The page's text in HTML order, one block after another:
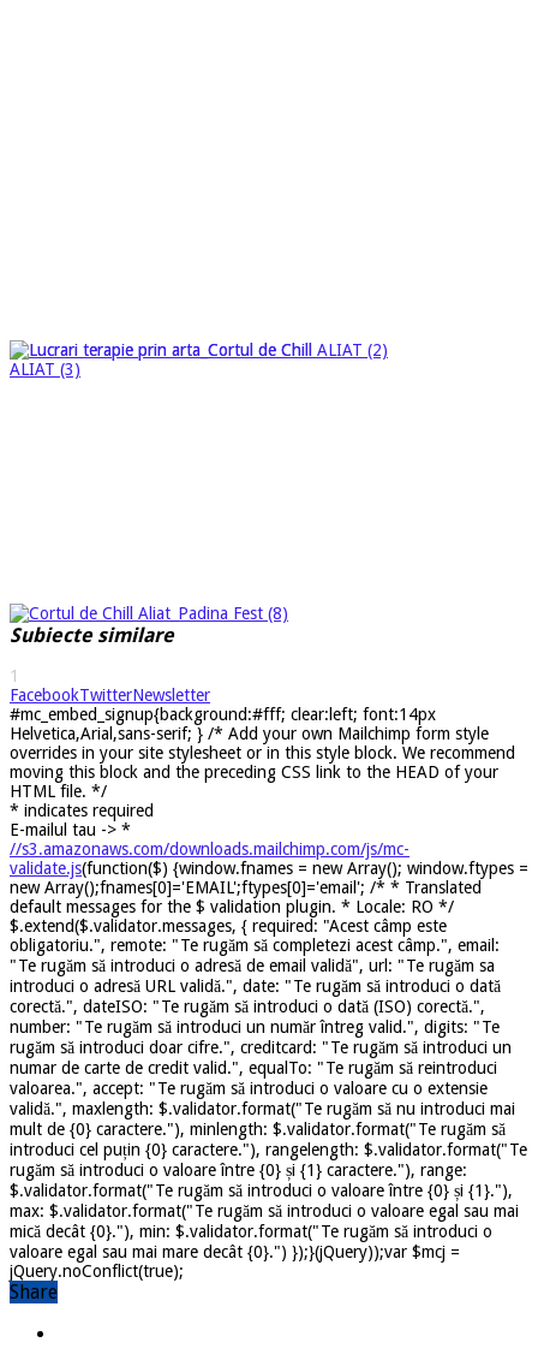
Subiecte similare
1
FacebookTwitterNewsletter
#mc_embed_signup{background:#fff; clear:left; font:14px
Helvetica,Arial,sans-serif; } /* Add your own Mailchimp form style
overrides in your site stylesheet or in this style block. We recommend
moving this block and the preceding CSS link to the HEAD of your
HTML file. */
* indicates required
E-mailul tau -> *
//s3.amazonaws.com/downloads.mailchimp.com/js/mc-
validate.js(function($) {window.fnames = new Array(); window.ftypes =
new Array();fnames[0]='EMAIL';ftypes[0]='email'; /* * Translated
default messages for the $ validation plugin. * Locale: RO */
$.extend($.validator.messages, { required: "Acest câmp este
obligatoriu.", remote: "Te rugăm să completezi acest câmp.", email:
"Te rugăm să introduci o adresă de email validă", url: "Te rugăm sa
introduci o adresă URL validă.", date: "Te rugăm să introduci o dată
corectă.", dateISO: "Te rugăm să introduci o dată (ISO) corectă.",
number: "Te rugăm să introduci un număr întreg valid.", digits: "Te
rugăm să introduci doar cifre.", creditcard: "Te rugăm să introduci un
numar de carte de credit valid.", equalTo: "Te rugăm să reintroduci
valoarea.", accept: "Te rugăm să introduci o valoare cu o extensie
validă.", maxlength: $.validator.format("Te rugăm să nu introduci mai
mult de {0} caractere."), minlength: $.validator.format("Te rugăm să
introduci cel puțin {0} caractere."), rangelength: $.validator.format("Te
rugăm să introduci o valoare între {0} și {1} caractere."), range:
$.validator.format("Te rugăm să introduci o valoare între {0} și {1}."),
max: $.validator.format("Te rugăm să introduci o valoare egal sau mai
mică decât {0}."), min: $.validator.format("Te rugăm să introduci o
valoare egal sau mai mare decât {0}.") });}(jQuery));var $mcj =
jQuery.noConflict(true);
Share